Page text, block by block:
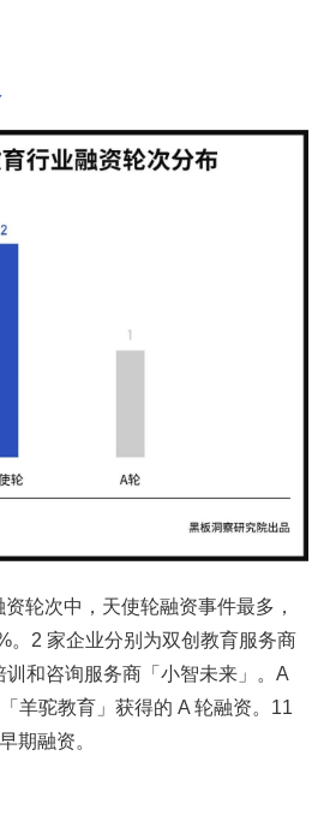
轮次中，天使轮融资事件最多，
。2 家企业分别为双创教育服务商
训和咨询服务商「小智未来」。A
羊驼教育」获得的 A 轮融资。11
期融资。